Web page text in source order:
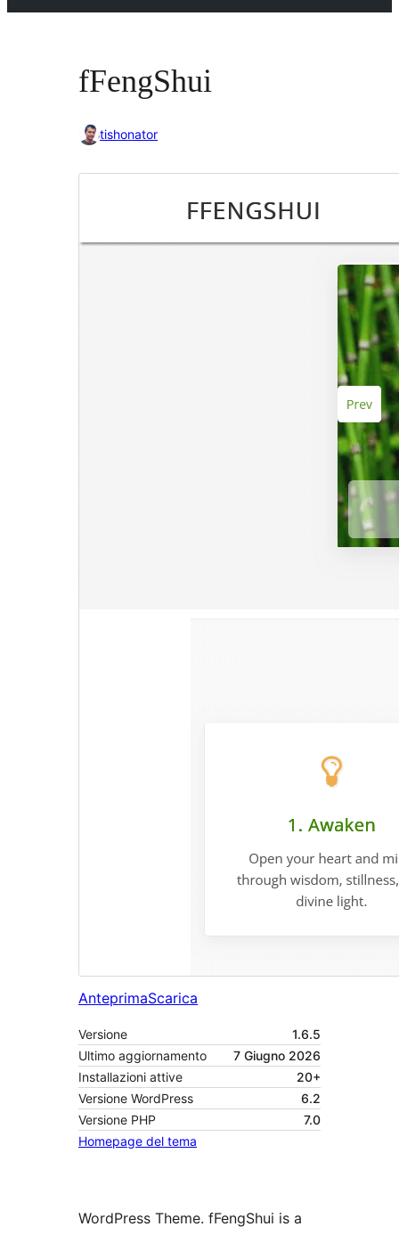
fFengShui
tishonator
AnteprimaScarica
Versione
1.6.5
Ultimo aggiornamento
7 Giugno 2026
Installazioni attive
20+
Versione WordPress
6.2
Versione PHP
7.0
Homepage del tema
WordPress Theme. fFengShui is a